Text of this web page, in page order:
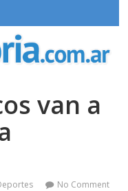
van a
No Comment